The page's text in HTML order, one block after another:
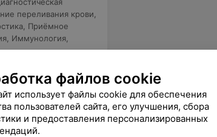
переливания крови
Приёмное
Иммунология,
государства, что оно нашло средства для проведения таких дорогостоящих операций. Это лишний раз доказывает — мы живем в прекрасной стране, у нас превосходные врачи, высококлассные специалисты своего дела. Самое главное любить и беречь друг друга. Цените каждый момент жизни подаренной Богом, спешите делать добро. И как сказано в Библии: «…иди сам, помоги другим и дано тебе будет». Пусть всегда Божья благодать пребывает с Вами. Еще
файлов cookie
использует файлы cookie для обеспечения
пользователей сайта, его улучшения, сбора
и предоставления персонализированных